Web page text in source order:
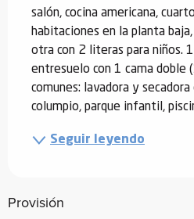
salón, cocina americana,
habitaciones en la planta
otra con 2 literas para niños.
entresuelo con 1 cama doble
comunes: lavadora y secadora
columpio, parque infantil,
Seguir leyendo
Provisión